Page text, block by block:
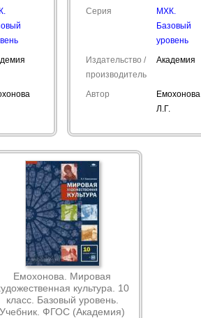
Серия
МХК.
Базовый
уровень
Издательство /
производитель
Академия
Автор
Емохонова
Л.Г.
Емохонова. Мировая
культура. 10
класс. Базовый уровень.
Учебник. ФГОС (Академия)